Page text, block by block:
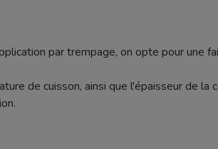
par trempage, on opte pour une
de cuisson, ainsi que l'épaisseur de la